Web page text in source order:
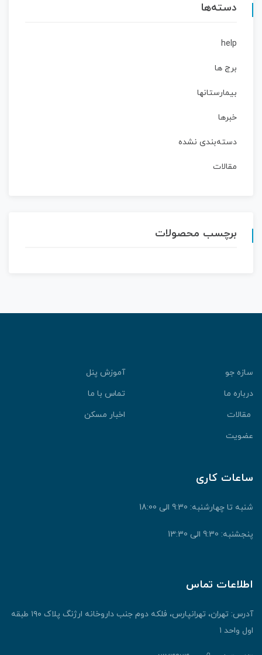
دسته‌ها
help
برج ها
بیمارستانها
خبرها
دسته‌بندی نشده
مقالات
برچسب محصولات
سازه جو
آموزش پنل
درباره ما
تماس با ما
مقالات
اخبار مسکن
عضویت
ساعات کاری
شنبه تا چهارشنبه: 9:30 الی 18:00
پنجشنبه: 9:30 الی 13:30
اطلاعات تماس
آدرس: تهران، تهرانپارس، فلکه دوم جنب داروخانه ارژنگ پلاک ۱۹۰ طبقه
اول واحد ۱